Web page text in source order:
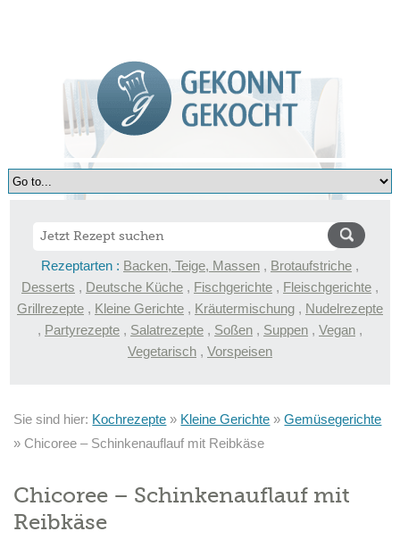
Rezeptarten : Backen, Teige, Massen , Brotaufstriche ,
Desserts , Deutsche Küche , Fischgerichte , Fleischgerichte ,
Grillrezepte , Kleine Gerichte , Kräutermischung , Nudelrezepte
, Partyrezepte , Salatrezepte , Soßen , Suppen , Vegan ,
Vegetarisch , Vorspeisen
Sie sind hier: Kochrezepte » Kleine Gerichte »Gemüsegerichte
»Chicoree – Schinkenauflauf mit Reibkäse
Chicoree – Schinkenauflauf mit
Reibkäse